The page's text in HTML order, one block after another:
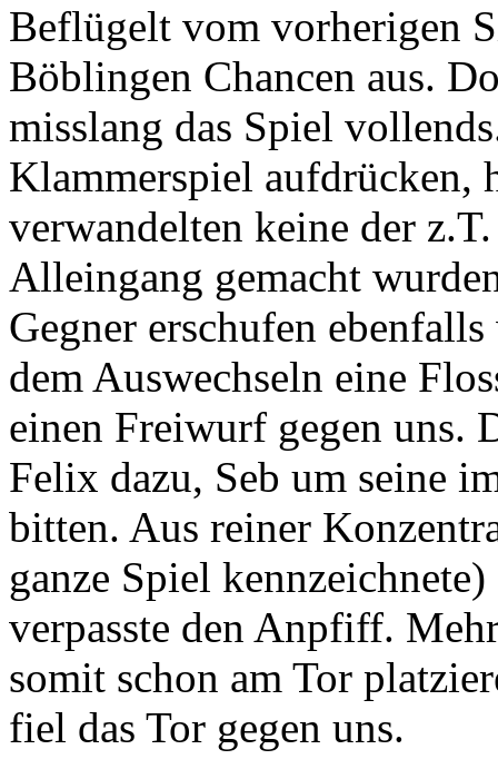
Beflügelt vom vorherigen
Böblingen Chancen aus.
misslang das Spiel
Klammerspiel aufdrücken,
verwandelten keine der
Alleingang gemacht
Gegner erschufen
dem Auswechseln eine
einen Freiwurf gegen uns.
Felix dazu, Seb um seine
bitten. Aus reiner
ganze Spiel
verpasste den Anpfiff.
somit schon am Tor
fiel das Tor gegen uns.